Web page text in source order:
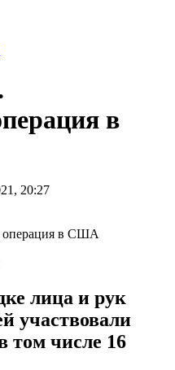
в
20:27
лица и рук
участвовали
том числе 16